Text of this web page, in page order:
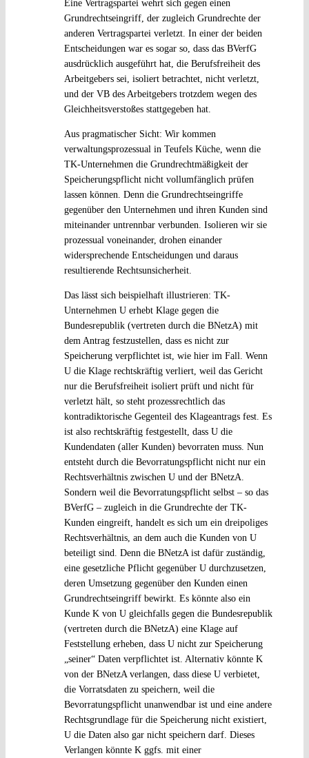
Eine Vertragspartei wehrt sich gegen einen
Grundrechtseingriff, der zugleich Grundrechte der
anderen Vertragspartei verletzt. In einer der beiden
Entscheidungen war es sogar so, dass das BVerfG
ausdrücklich ausgeführt hat, die Berufsfreiheit des
Arbeitgebers sei, isoliert betrachtet, nicht verletzt,
und der VB des Arbeitgebers trotzdem wegen des
Gleichheitsverstoßes stattgegeben hat.
Aus pragmatischer Sicht: Wir kommen
verwaltungsprozessual in Teufels Küche, wenn die
TK-Unternehmen die Grundrechtmäßigkeit der
Speicherungspflicht nicht vollumfänglich prüfen
lassen können. Denn die Grundrechtseingriffe
gegenüber den Unternehmen und ihren Kunden sind
miteinander untrennbar verbunden. Isolieren wir sie
prozessual voneinander, drohen einander
widersprechende Entscheidungen und daraus
resultierende Rechtsunsicherheit.
Das lässt sich beispielhaft illustrieren: TK-
Unternehmen U erhebt Klage gegen die
Bundesrepublik (vertreten durch die BNetzA) mit
dem Antrag festzustellen, dass es nicht zur
Speicherung verpflichtet ist, wie hier im Fall. Wenn
U die Klage rechtskräftig verliert, weil das Gericht
nur die Berufsfreiheit isoliert prüft und nicht für
verletzt hält, so steht prozessrechtlich das
kontradiktorische Gegenteil des Klageantrags fest. Es
ist also rechtskräftig festgestellt, dass U die
Kundendaten (aller Kunden) bevorraten muss. Nun
entsteht durch die Bevorratungspflicht nicht nur ein
Rechtsverhältnis zwischen U und der BNetzA.
Sondern weil die Bevorratungspflicht selbst – so das
BVerfG – zugleich in die Grundrechte der TK-
Kunden eingreift, handelt es sich um ein dreipoliges
Rechtsverhältnis, an dem auch die Kunden von U
beteiligt sind. Denn die BNetzA ist dafür zuständig,
eine gesetzliche Pflicht gegenüber U durchzusetzen,
deren Umsetzung gegenüber den Kunden einen
Grundrechtseingriff bewirkt. Es könnte also ein
Kunde K von U gleichfalls gegen die Bundesrepublik
(vertreten durch die BNetzA) eine Klage auf
Feststellung erheben, dass U nicht zur Speicherung
„seiner“ Daten verpflichtet ist. Alternativ könnte K
von der BNetzA verlangen, dass diese U verbietet,
die Vorratsdaten zu speichern, weil die
Bevorratungspflicht unanwendbar ist und eine andere
Rechtsgrundlage für die Speicherung nicht existiert,
U die Daten also gar nicht speichern darf. Dieses
Verlangen könnte K ggfs. mit einer